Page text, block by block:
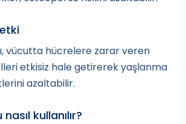
vücutta hücrelere zarar veren
etkisiz hale getirerek yaşlanma
azaltabilir.
kullanılır?